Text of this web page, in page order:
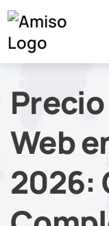
Web
2026: